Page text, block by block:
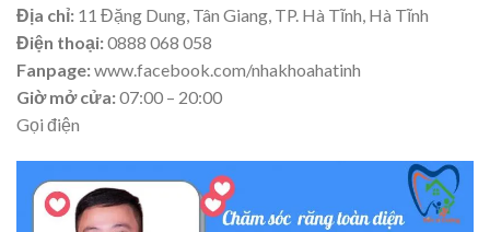
Địa chỉ: 11 Đặng Dung, Tân Giang, TP. Hà Tĩnh, Hà Tĩnh
Điện thoại:0888 068 058
Fanpage:www.facebook.com/nhakhoahatinh
Giờ mở cửa:07:00 – 20:00
Gọi điện